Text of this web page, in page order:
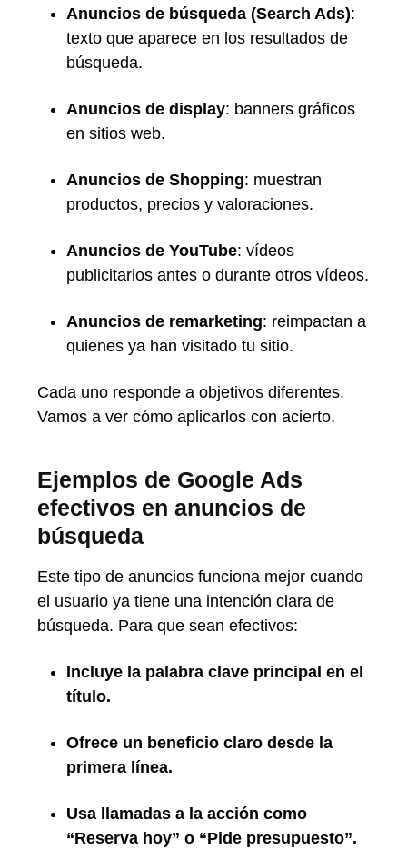
Anuncios de búsqueda (Search Ads):
texto que aparece en los resultados de
búsqueda.
Anuncios de display: banners gráficos
en sitios web.
Anuncios de Shopping: muestran
productos, precios y valoraciones.
Anuncios de YouTube: vídeos
publicitarios antes o durante otros vídeos.
Anuncios de remarketing: reimpactan a
quienes ya han visitado tu sitio.
Cada uno responde a objetivos diferentes.
Vamos a ver cómo aplicarlos con acierto.
Ejemplos de Google Ads
efectivos en anuncios de
búsqueda
Este tipo de anuncios funciona mejor cuando
el usuario ya tiene una intención clara de
búsqueda. Para que sean efectivos:
Incluye la palabra clave principal en el
título.
Ofrece un beneficio claro desde la
primera línea.
Usa llamadas a la acción como
“Reserva hoy” o “Pide presupuesto”.